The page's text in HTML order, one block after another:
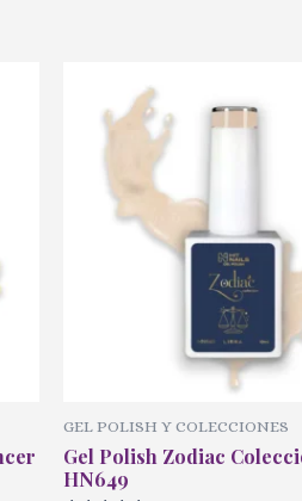
GEL POLISH Y COLECCIONES
Gel Polish Zodiac
HN649